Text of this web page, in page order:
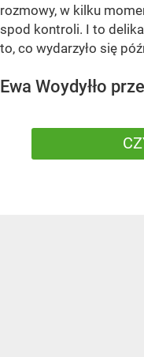
rozmowy, w kilku
spod kontroli. I to
to, co wydarzyło się
Ewa Woydyłło